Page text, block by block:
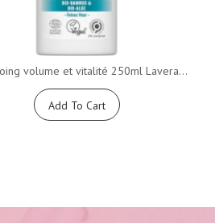
volume et vitalité 250ml Lavera...
Add To Cart